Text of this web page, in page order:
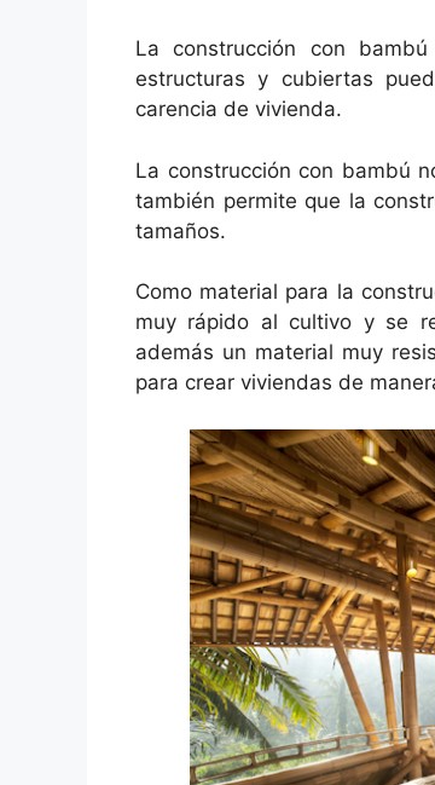
La construcción con
estructuras y cubiertas
carencia de vivienda.
La construcción con bambú
también permite que la
tamaños.
Como material para la
muy rápido al cultivo y se
además un material muy
para crear viviendas de